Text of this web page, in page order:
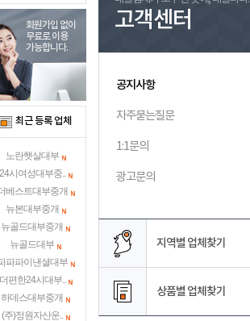
고객센터
공지사항
자주묻는질문
1:1문의
광고문의
지역별 업체찾기
상품별 업체찾기
회원가입 없이
무료로 이용
가능합니다.
최근 등록 업체
노란햇살대부
시여성대부중..
베스트대부중개
뉴본대부중개
뉴골드대부중개
뉴골드대부
파파이낸셜대부
편한24시대부..
하데스대부중개
(주)정원자산운..